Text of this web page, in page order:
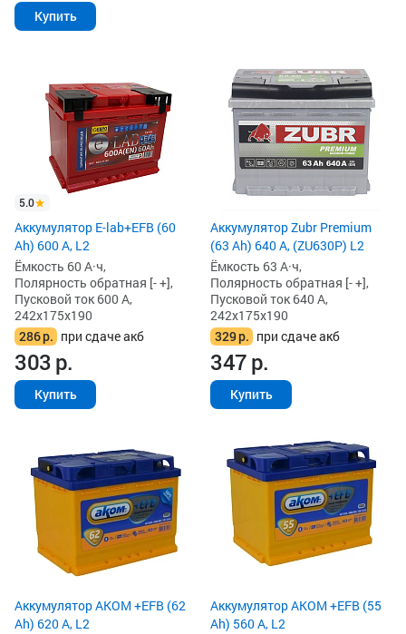
Купить
5.0
Аккумулятор E-lab+EFB (60
Ah) 600 А, L2
Ёмкость 60 А·ч,
Полярность обратная [- +],
Пусковой ток 600 А,
242x175x190
286р. при сдаче акб
303р.
Купить
Аккумулятор Zubr Premium
(63 Ah) 640 А, (ZU630P) L2
Ёмкость 63 А·ч,
Полярность обратная [- +],
Пусковой ток 640 А,
242x175x190
329р. при сдаче акб
347р.
Купить
Аккумулятор AKOM +EFB (62
Ah) 620 А, L2
Аккумулятор AKOM +EFB (55
Ah) 560 А, L2